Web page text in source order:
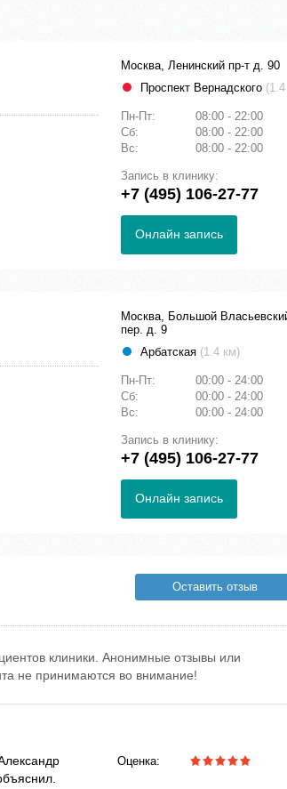
Москва, Ленинский пр-т д. 90
Проспект Вернадского
Пн-Пт:
08:00 - 22:00
Сб:
08:00 - 22:00
Вс:
08:00 - 22:00
Запись в клинику:
+7 (495) 106-27-77
Онлайн запись
Москва, Большой
пер. д. 9
Арбатская (1.4 км)
Пн-Пт:
00:00 - 24:00
Сб:
00:00 - 24:00
Вс:
00:00 - 24:00
Запись в клинику:
+7 (495) 106-27-77
Онлайн запись
Оставить отзыв
клиники. Анонимные отзывы или
не принимаются во внимание!
Оценка: